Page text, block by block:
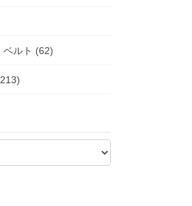
ベルト (62)